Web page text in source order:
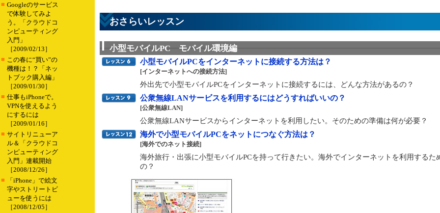
■ Googleのサービス
で体験してみよ
う。「クラウドコ
ンピューティング
入門」
［2009/02/13］
■ この春に“買い”の
機種は！？「ネッ
トブック購入編」
［2009/01/30］
■ 仕事もiPhoneで。
VPNを使えるよう
にするには
［2009/01/16］
■ サイトリニューア
ル＆「クラウドコ
ンピューティング
入門」連載開始
［2008/12/26］
■
「iPhone」で絵文
字やストリートビ
ューを使うには
［2008/12/05］
おさらいレッスン
小型モバイルPC モバイル環境編
小型モバイルPCをインターネットに接続する方法は？
[インターネットへの接続方法]
外出先で小型モバイルPCをインターネットに接続するには、どんな方法があるの？
公衆無線LANサービスを利用するにはどうすればいいの？
[公衆無線LAN]
公衆無線LANサービスからインターネットを利用したい。そのための準備は何が必要？
海外で小型モバイルPCをネットにつなぐ方法は？
[海外でのネット接続]
海外旅行・出張に小型モバイルPCを持って行きたい。海外でインターネットを利用するた
の？